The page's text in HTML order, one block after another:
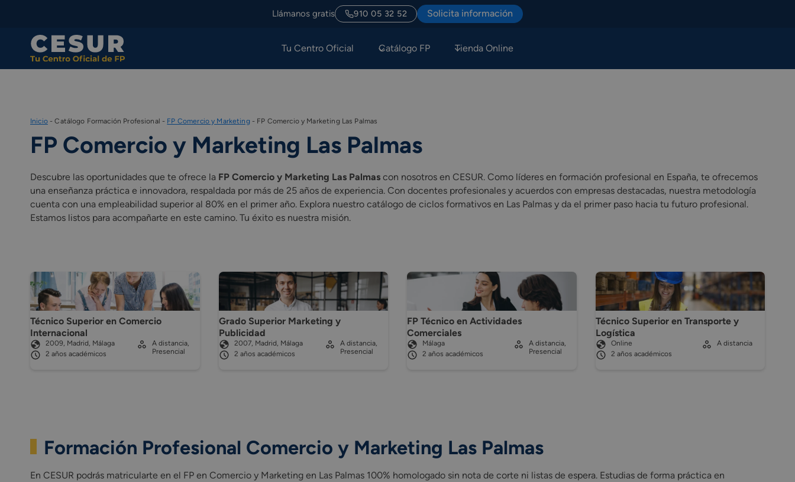
Llámanos gratis 910 05 32 52 Solicita información
Tu Centro Oficial Catálogo FP Tienda Online
Inicio-Catálogo Formación Profesional - FP Comercio y Marketing- FP Comercio y Marketing Las Palmas
FP Comercio y Marketing Las Palmas
Descubre las oportunidades que te ofrece la FP Comercio y Marketing Las Palmas con nosotros en CESUR. Como líderes en formación profesional en España, te ofrecemos
una enseñanza práctica e innovadora, respaldada por más de 25 años de experiencia. Con docentes profesionales y acuerdos con empresas destacadas, nuestra metodología
cuenta con una empleabilidad superior al 80% en el primer año. Explora nuestro catálogo de ciclos formativos en Las Palmas y da el primer paso hacia tu futuro profesional.
Estamos listos para acompañarte en este camino. Tu éxito es nuestra misión.
Técnico Superior en Comercio
Internacional
2009, Madrid, Málaga
2 años académicos
A distancia,
Presencial
Grado Superior Marketing y
Publicidad
2007, Madrid, Málaga
2 años académicos
A distancia,
Presencial
FP Técnico en Actividades
Comerciales
Málaga
2 años académicos
A distancia,
Presencial
Técnico Superior en Transporte y
Logística
Online
2 años académicos
A distancia
Formación Profesional Comercio y Marketing Las Palmas
En CESUR podrás matricularte en el FP en Comercio y Marketing en Las Palmas 100% homologado sin nota de corte ni listas de espera. Estudias de forma práctica en